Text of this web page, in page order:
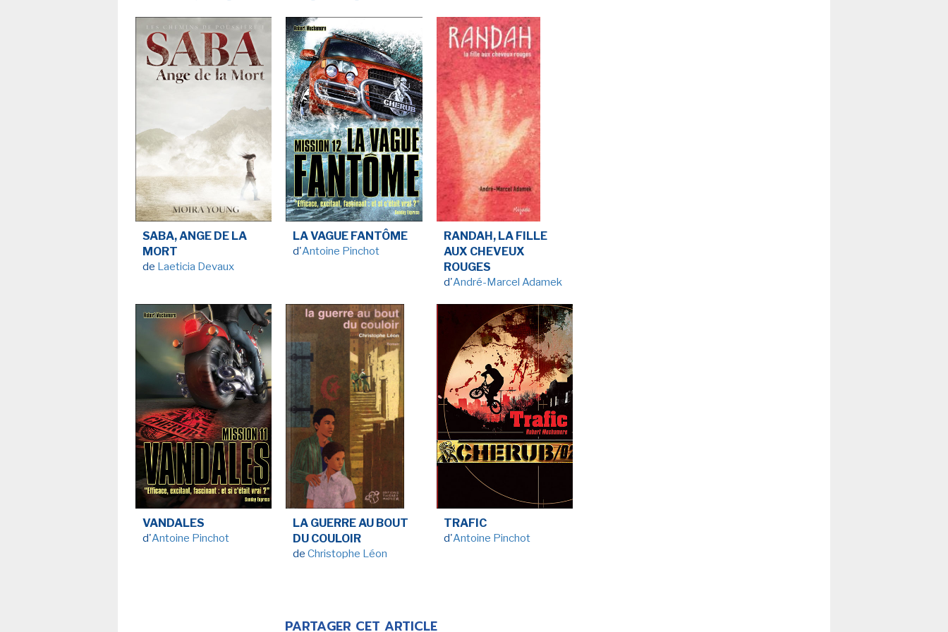
SABA, ANGE DE LA
MORT
de Laeticia Devaux
LA VAGUE FANTÔME
d'Antoine Pinchot
RANDAH, LA FILLE
AUX CHEVEUX
ROUGES
d'André-Marcel Adamek
VANDALES
d'Antoine Pinchot
LA GUERRE AU BOUT
DU COULOIR
deChristophe Léon
TRAFIC
d'Antoine Pinchot
PARTAGER CET ARTICLE